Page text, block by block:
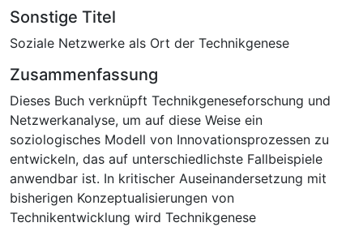
Sonstige Titel
Soziale Netzwerke als Ort der Technikgenese
Zusammenfassung
Dieses Buch verknüpft Technikgeneseforschung und
Netzwerkanalyse, um auf diese Weise ein
soziologisches Modell von Innovationsprozessen zu
entwickeln, das auf unterschiedlichste Fallbeispiele
anwendbar ist. In kritischer Auseinandersetzung mit
bisherigen Konzeptualisierungen von
Technikentwicklung wird Technikgenese